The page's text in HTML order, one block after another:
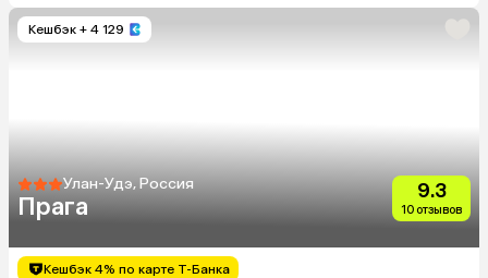
Кешбэк + 4 129
Улан-Удэ, Россия
Прага
9.3
10 отзывов
Кешбэк 4% по карте Т-Банка